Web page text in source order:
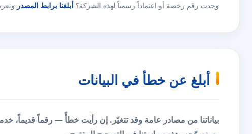
وجدت رقم رخصة أو اعتماداً رسمياً لهذه الشركة؟ أبلغنا برابط المصدر
أبلغ عن خطأ في البيانات
بياناتنا من مصادر عامة وقد تتغيّر. إن رأيت خطأً — رقماً قديماً،